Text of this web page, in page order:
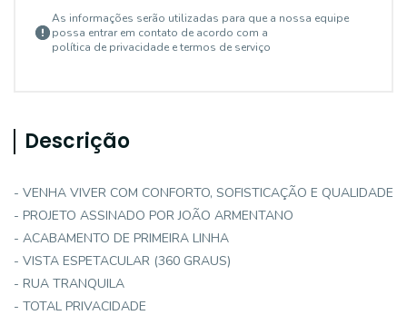
As informações serão utilizadas para que a nossa equipe
possa entrar em contato de acordo com a
política de privacidade e termos de serviço
Descrição
- VENHA VIVER COM CONFORTO, SOFISTICAÇÃO E QUALIDADE
- PROJETO ASSINADO POR JOÃO ARMENTANO
- ACABAMENTO DE PRIMEIRA LINHA
- VISTA ESPETACULAR (360 GRAUS)
- RUA TRANQUILA
- TOTAL PRIVACIDADE